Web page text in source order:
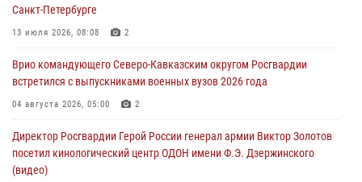
Подвиги героев‑росгвардейцев увековечили в новой музейной
экспозиции белгородского музея‑диорамы «Курская битва.
06 августа 2026, 10:30 3
Охрану общественного порядка и безопасность на футбольном
06 августа 2026, 10:13 1
Санкт-Петербурге
13 июля 2026, 08:08 2
Врио командующего Северо-Кавказским округом Росгвардии
встретился с выпускниками военных вузов 2026 года
04 августа 2026, 05:00 2
Директор Росгвардии Герой России генерал армии Виктор Золотов
посетил кинологический центр ОДОН имени Ф.Э. Дзержинского
(видео)